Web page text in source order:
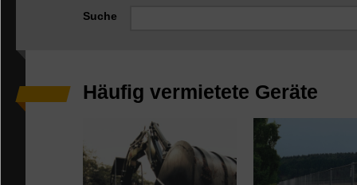
Suche
Häufig vermietete Geräte